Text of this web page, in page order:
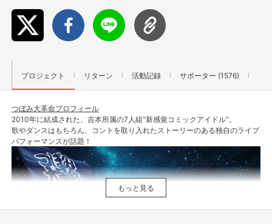
プロジェクト リターン 活動記録 サポーター (1576)
つぼみ大革命プロフィール
2010年に結成された、吉本所属の7人組"新感覚コミックアイドル"。
歌やダンスはもちろん、コントを取り入れたストーリーのある独自のライブ
パフォーマンスが話題！
もっと見る